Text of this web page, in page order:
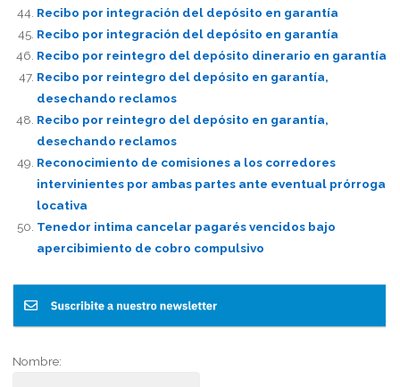
Recibo por integración del depósito en garantía
Recibo por integración del depósito en garantía
Recibo por reintegro del depósito dinerario en garantía
Recibo por reintegro del depósito en garantía,
desechando reclamos
Recibo por reintegro del depósito en garantía,
desechando reclamos
Reconocimiento de comisiones a los corredores
intervinientes por ambas partes ante eventual prórroga
locativa
Tenedor intima cancelar pagarés vencidos bajo
apercibimiento de cobro compulsivo
Nombre: